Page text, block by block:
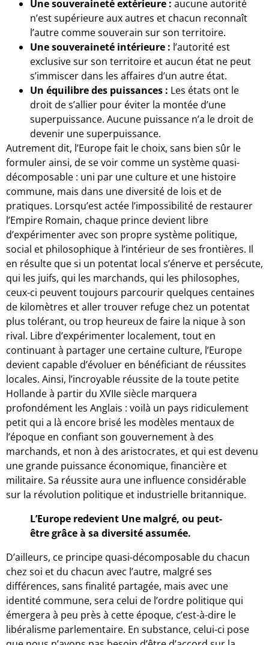
Une souveraineté extérieure : aucune autorité
n’est supérieure aux autres et chacun reconnaît
l’autre comme souverain sur son territoire.
Une souveraineté intérieure : l’autorité est
exclusive sur son territoire et aucun état ne peut
s’immiscer dans les affaires d’un autre état.
Un équilibre des puissances : Les états ont le
droit de s’allier pour éviter la montée d’une
superpuissance. Aucune puissance n’a le droit de
devenir une superpuissance.
Autrement dit, l’Europe fait le choix, sans bien sûr le
formuler ainsi, de se voir comme un système quasi-
décomposable : uni par une culture et une histoire
commune, mais dans une diversité de lois et de
pratiques. Lorsqu’est actée l’impossibilité de restaurer
l’Empire Romain, chaque prince devient libre
d’expérimenter avec son propre système politique,
social et philosophique à l’intérieur de ses frontières. Il
en résulte que si un potentat local s’énerve et persécute,
qui les juifs, qui les marchands, qui les philosophes,
ceux-ci peuvent toujours parcourir quelques centaines
de kilomètres et aller trouver refuge chez un potentat
plus tolérant, ou trop heureux de faire la nique à son
rival. Libre d’expérimenter localement, tout en
continuant à partager une certaine culture, l’Europe
devient capable d’évoluer en bénéficiant de réussites
locales. Ainsi, l’incroyable réussite de la toute petite
Hollande à partir du XVIIe siècle marquera
profondément les Anglais : voilà un pays ridiculement
petit qui a là encore brisé les modèles mentaux de
l’époque en confiant son gouvernement à des
marchands, et non à des aristocrates, et qui est devenu
une grande puissance économique, financière et
militaire. Sa réussite aura une influence considérable
sur la révolution politique et industrielle britannique.
L’Europe redevient Une malgré, ou peut-
être grâce à sa diversité assumée.
D’ailleurs, ce principe quasi-décomposable du chacun
chez soi et du chacun avec l’autre, malgré ses
différences, sans finalité partagée, mais avec une
identité commune, sera celui de l’ordre politique qui
émergera à peu près à cette époque, c’est-à-dire le
libéralisme parlementaire. En substance, celui-ci pose